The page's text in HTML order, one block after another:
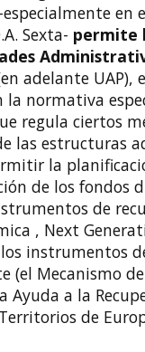
en
Sexta- permite
adelante UAP),
normativa
regula ciertos
las estructuras
la
de los fondos
de
, Next
instrumentos
(el Mecanismo
Ayuda a la
de